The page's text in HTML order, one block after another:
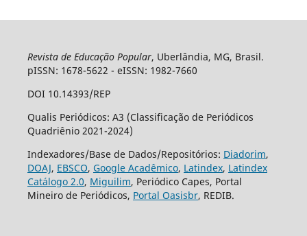
Revista de Educação Popular, Uberlândia, MG, Brasil.
pISSN: 1678-5622 - eISSN: 1982-7660
DOI 10.14393/REP
Qualis Periódicos: A3 (Classificação de Periódicos
Quadriênio 2021-2024)
Indexadores/Base de Dados/Repositórios: Diadorim,
DOAJ, EBSCO, Google Acadêmico, Latindex, Latindex
Catálogo 2.0, Miguilim, Periódico Capes, Portal
Mineiro de Periódicos, Portal Oasisbr, REDIB.